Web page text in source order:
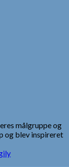
målgruppe og
og blev inspireret